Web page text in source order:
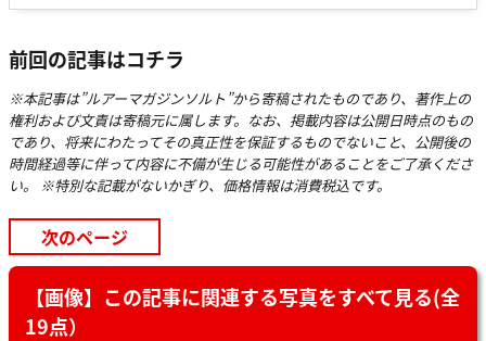
前回の記事はコチラ
※本記事は”ルアーマガジンソルト”から寄稿されたものであり、著作上の
権利および文責は寄稿元に属します。なお、掲載内容は公開日時点のもの
であり、将来にわたってその真正性を保証するものでないこと、公開後の
時間経過等に伴って内容に不備が生じる可能性があることをご了承くださ
い。 ※特別な記載がないかぎり、価格情報は消費税込です。
次のページ
【画像】この記事に関連する写真をすべて見る(全
19点）